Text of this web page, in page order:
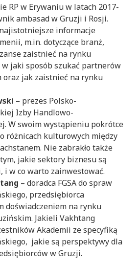
RP w Erywaniu w latach 2017-
ambasad w Gruzji i Rosji.
informacje
m.in. dotyczące branż,
zaistnieć na rynku
jaki sposób szukać partnerów
oraz jak zaistnieć na rynku
– prezes Polsko-
Izby Handlowo-
W swoim wystąpieniu pokrótce
różnicach kulturowych między
Nie zabrakło także
jakie sektory biznesu są
i w co warto zainwestować.
– doradca FGSA do spraw
przedsiębiorca
doświadczeniem na rynku
Jakieli Vakhtang
Akademii ze specyfiką
jakie są perspektywy dla
w Gruzji.